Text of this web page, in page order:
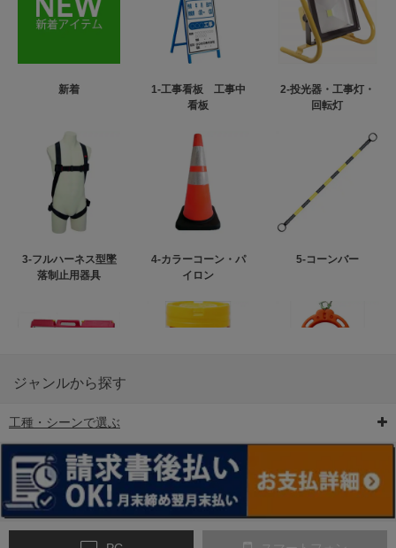
新着
1-工事看板 工事中
看板
2-投光器・工事灯・
回転灯
3-フルハーネス型墜
落制止用器具
4-カラーコーン・パ
イロン
5-コーンバー
6-矢印板/LED矢印板
ンス
ジャンルから探す
工種・シーンで選ぶ